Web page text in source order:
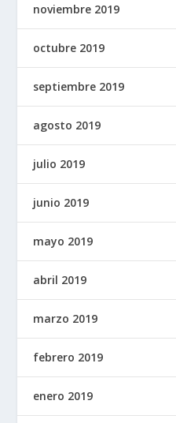
noviembre 2019
octubre 2019
septiembre 2019
agosto 2019
julio 2019
junio 2019
mayo 2019
abril 2019
marzo 2019
febrero 2019
enero 2019